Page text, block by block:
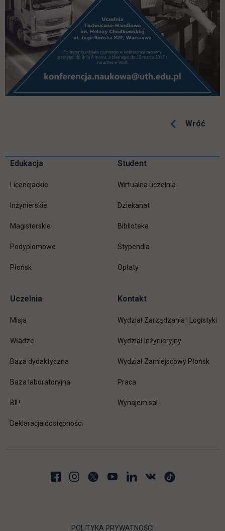
Wróć
Pomiń
Informacje w stopce
Edukacja
Licencjackie
Inżynierskie
Magisterskie
Podyplomowe
Płońsk
Student
Wirtualna uczelnia
Dziekanat
Biblioteka
Stypendia
Opłaty
Uczelnia
Misja
Władze
Baza dydaktyczna
Baza laboratoryjna
BIP
Deklaracja dostępności
Kontakt
Wydział Zarządzania i Logistyki
Wydział Inżynieryjny
Wydział Zamiejscowy Płońsk
Praca
Wynajem sal
POLITYKA PRYWATNOŚCI